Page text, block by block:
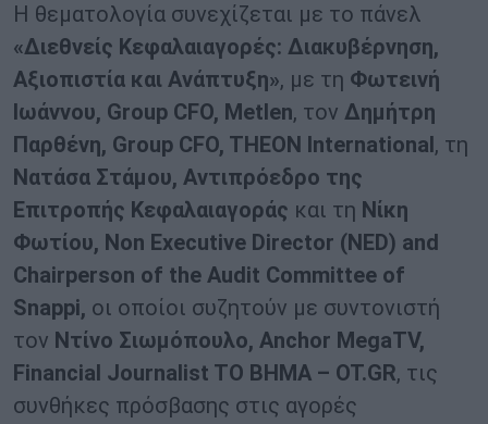
Η θεματολογία συνεχίζεται με το πάνελ
«Διεθνείς Κεφαλαιαγορές: Διακυβέρνηση,
Αξιοπιστία και Ανάπτυξη», με τη Φωτεινή
Ιωάννου, Group CFO, Metlen, τον Δημήτρη
Παρθένη, Group CFO, THEON International , τη
Νατάσα Στάμου, Αντιπρόεδρο της
Επιτροπής Κεφαλαιαγοράς και τη Νίκη
Φωτίου, Non Executive Director (NED) and
Chairperson of the Audit Committee of
Snappi, οι οποίοι συζητούν με συντονιστή
τον Ντίνο Σιωμόπουλο, Anchor MegaTV,
Financial Journalist TΟ ΒΗΜΑ – OT.GR, τις
συνθήκες πρόσβασης στις αγορές